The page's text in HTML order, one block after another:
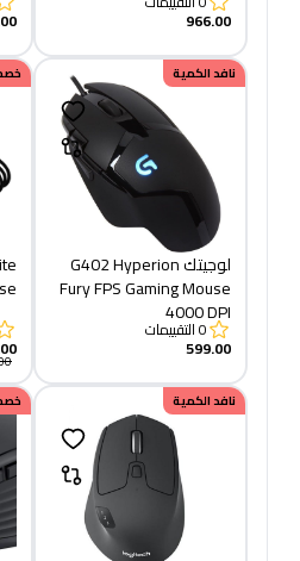
966.00
نافد الكمية
لوجيتك G402 Hyperion
Fury FPS Gaming Mouse
4000 DPI
0التقييمات
599.00
نافد الكمية